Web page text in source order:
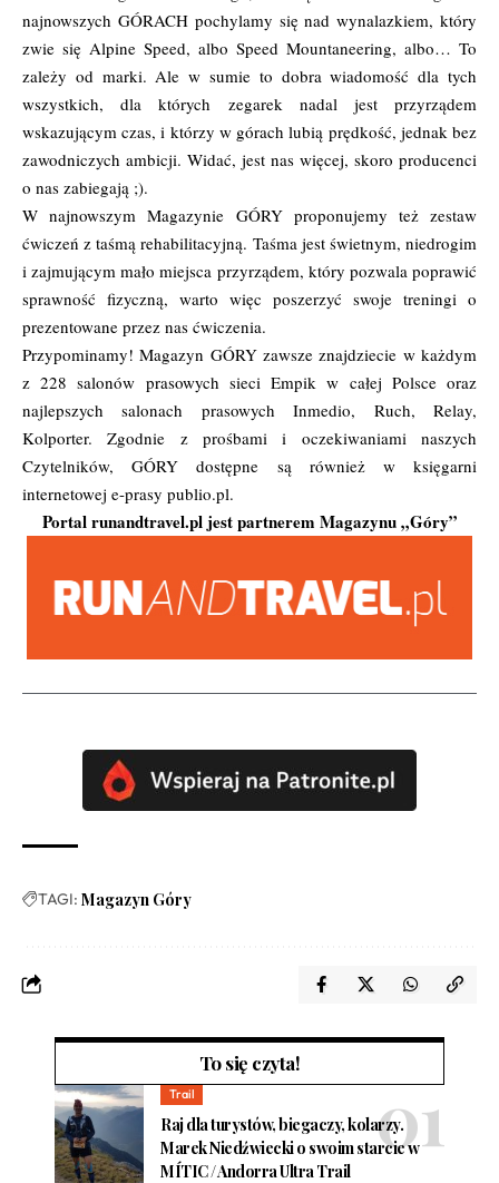
najnowszych GÓRACH pochylamy się nad wynalazkiem, który
zwie się Alpine Speed, albo Speed Mountaneering, albo… To
zależy od marki. Ale w sumie to dobra wiadomość dla tych
wszystkich, dla których zegarek nadal jest przyrządem
wskazującym czas, i którzy w górach lubią prędkość, jednak bez
zawodniczych ambicji. Widać, jest nas więcej, skoro producenci
o nas zabiegają ;).
W najnowszym Magazynie GÓRY proponujemy też zestaw
ćwiczeń z taśmą rehabilitacyjną. Taśma jest świetnym, niedrogim
i zajmującym mało miejsca przyrządem, który pozwala poprawić
sprawność fizyczną, warto więc poszerzyć swoje treningi o
prezentowane przez nas ćwiczenia.
Przypominamy! Magazyn GÓRY zawsze znajdziecie w każdym
z 228 salonów prasowych sieci Empik w całej Polsce oraz
najlepszych salonach prasowych Inmedio, Ruch, Relay,
Kolporter. Zgodnie z prośbami i oczekiwaniami naszych
Czytelników, GÓRY dostępne są również w księgarni
internetowej e-prasy publio.pl.
Portal runandtravel.pl jest partnerem Magazynu „Góry”
TAGI: Magazyn Góry
To się czyta!
Trail
Raj dla turystów, biegaczy, kolarzy.
Marek Niedźwiecki o swoim starcie w
MÍTIC / Andorra Ultra Trail